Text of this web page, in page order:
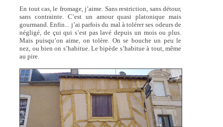
En tout cas, le fromage, j’aime. Sans restriction, sans détour,
sans contrainte. C’est un amour quasi platonique mais
gourmand. Enfin... j’ai parfois du mal à tolérer ses odeurs de
négligé, de çui qui s’est pas lavé depuis un mois ou plus.
Mais puisqu’on aime, on tolère. On se bouche un peu le
nez, ou bien on s’habitue. Le bipède s’habitue à tout, même
au pire.